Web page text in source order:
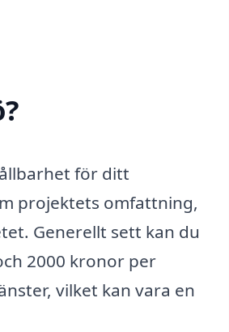
för ditt
projektets omfattning,
Generellt sett kan du
2000 kronor per
vilket kan vara en